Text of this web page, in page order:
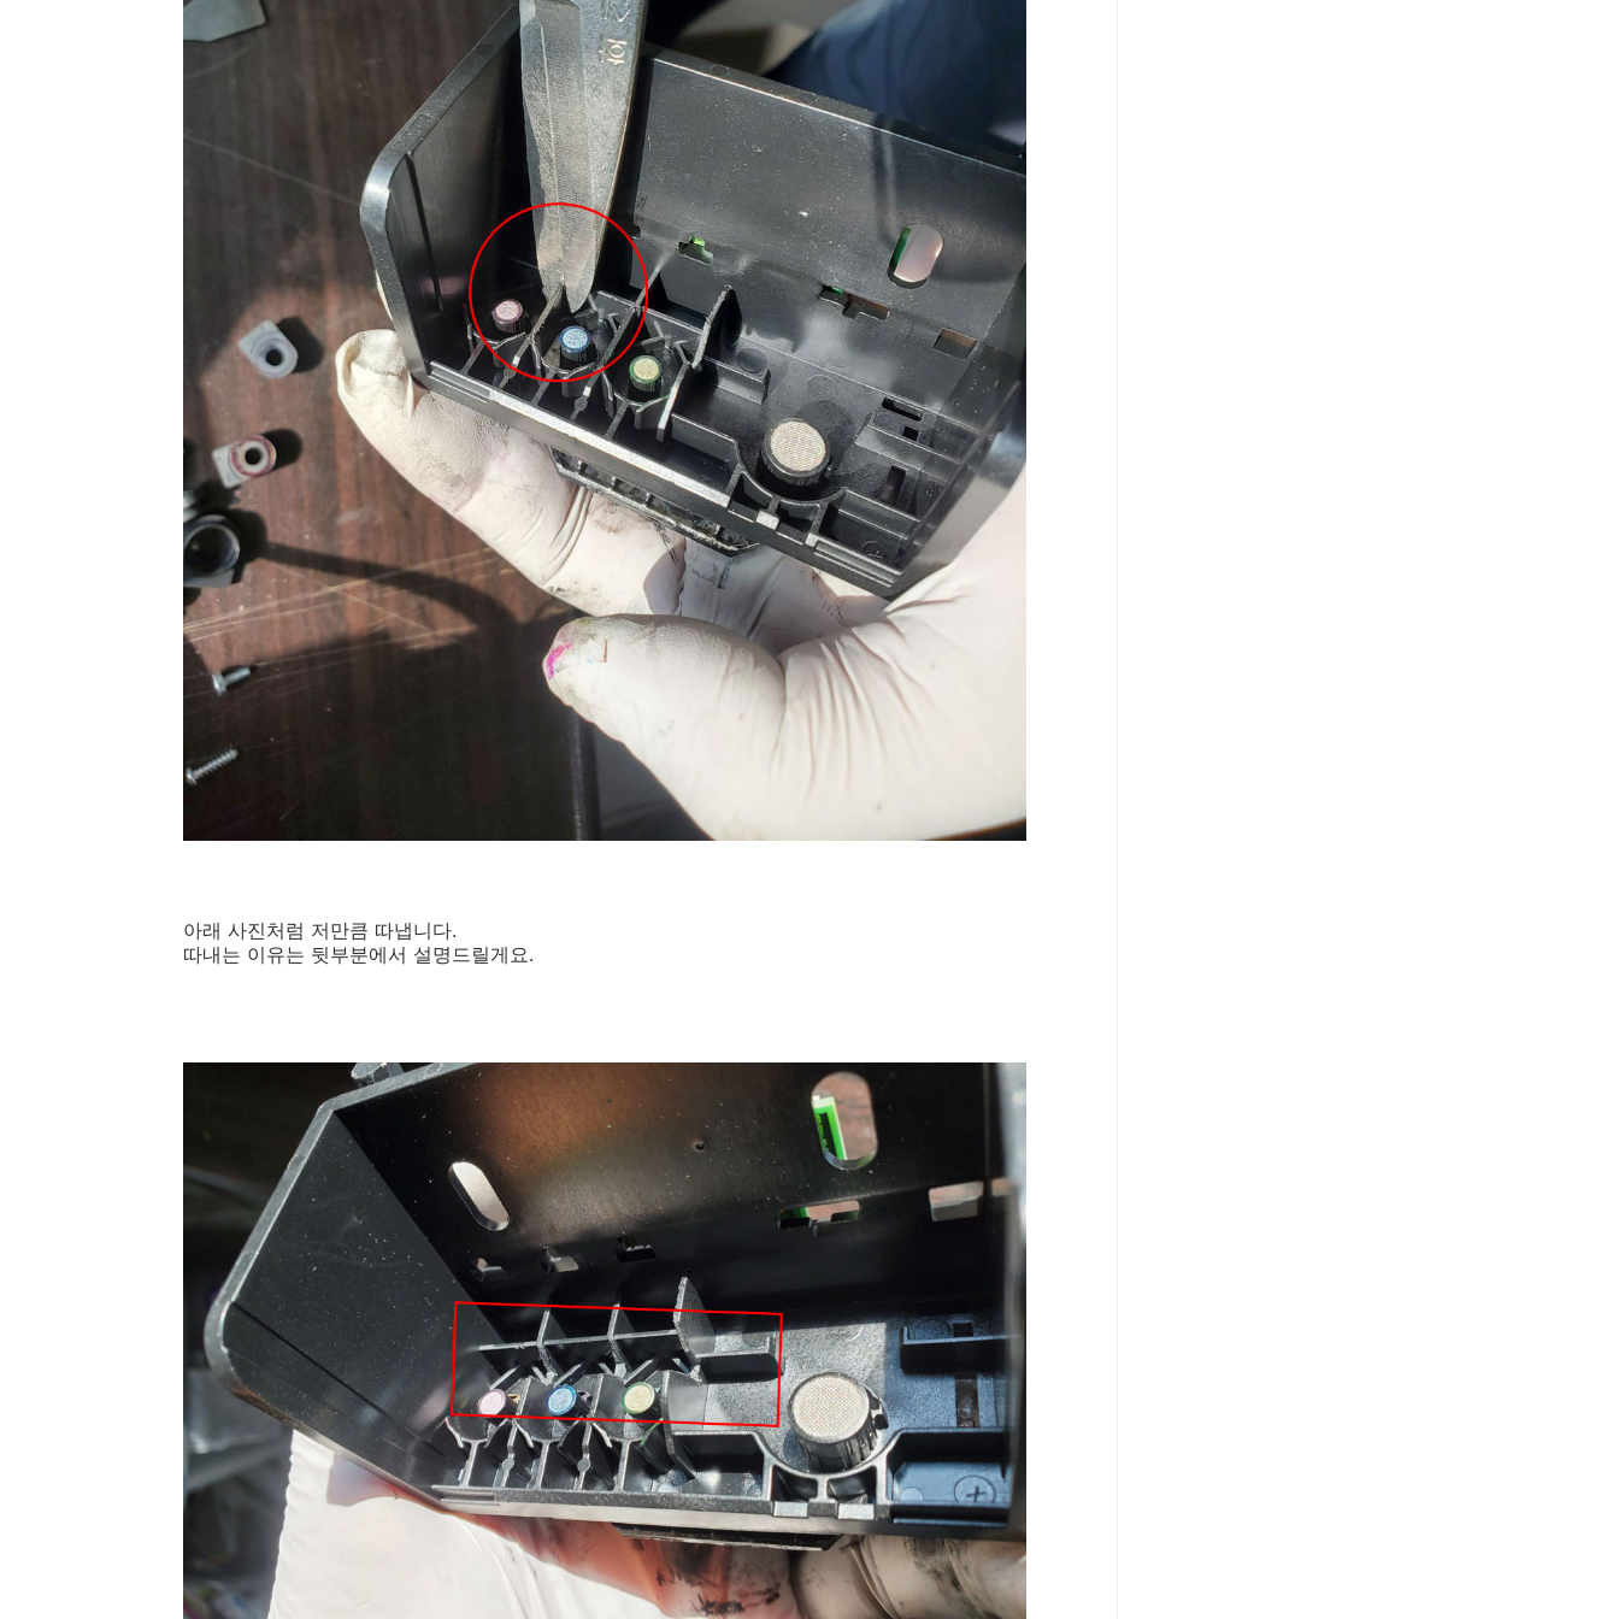
아래 사진처럼 저만큼 따냅니다.
따내는 이유는 뒷부분에서 설명드릴게요.